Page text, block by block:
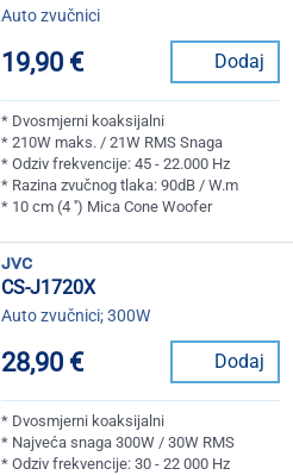
Auto zvučnici
19,90 € Dodaj
* Dvosmjerni koaksijalni
* 210W maks. / 21W RMS Snaga
* Odziv frekvencije: 45 - 22.000 Hz
* Razina zvučnog tlaka: 90dB / W.m
* 10 cm (4 '') Mica Cone Woofer
jvc
CS-J1720X
Auto zvučnici; 300W
28,90 € Dodaj
* Dvosmjerni koaksijalni
* Najveća snaga 300W / 30W RMS
* Odziv frekvencije: 30 - 22 000 Hz